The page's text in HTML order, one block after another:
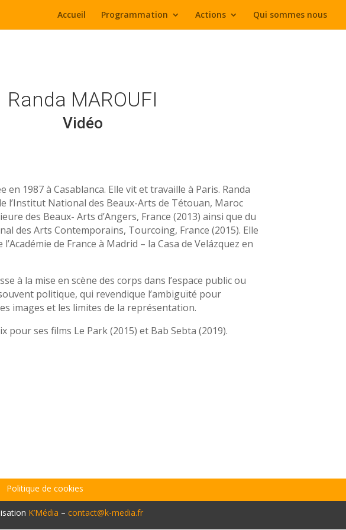
Accueil Programmation Actions Qui sommes nous
Randa MAROUFI
Vidéo
en 1987 à Casablanca. Elle vit et travaille à Paris. Randa
l’Institut National des Beaux-Arts de Tétouan, Maroc
des Beaux- Arts d’Angers, France (2013) ainsi que du
des Arts Contemporains, Tourcoing, France (2015). Elle
de France à Madrid – la Casa de Velázquez en
à la mise en scène des corps dans l’espace public ou
politique, qui revendique l’ambiguïté pour
images et les limites de la représentation.
pour ses films Le Park (2015) et Bab Sebta (2019).
Politique de cookies
K’Média – contact@k-media.fr